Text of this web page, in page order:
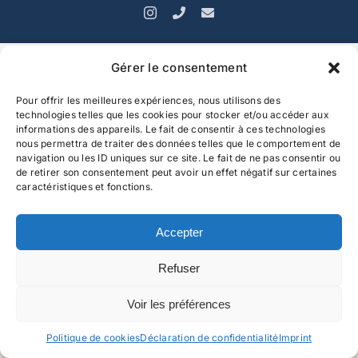
Gérer le consentement
Pour offrir les meilleures expériences, nous utilisons des
technologies telles que les cookies pour stocker et/ou accéder aux
informations des appareils. Le fait de consentir à ces technologies
nous permettra de traiter des données telles que le comportement de
navigation ou les ID uniques sur ce site. Le fait de ne pas consentir ou
de retirer son consentement peut avoir un effet négatif sur certaines
caractéristiques et fonctions.
Accepter
Refuser
Voir les préférences
Politique de cookiesDéclaration de confidentialitéImprint
Instagram01.88.61.26.88
Commande@maison-